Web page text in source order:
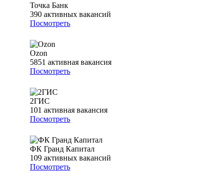
Точка Банк
390 активных вакансий
Посмотреть
Ozon
5851 активная вакансия
Посмотреть
2ГИС
101 активная вакансия
Посмотреть
ФК Гранд Капитал
109 активных вакансий
Посмотреть